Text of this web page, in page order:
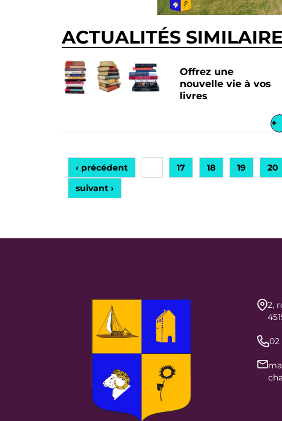
ACTUALITÉS
Offrez une
nouvelle vie à vos
livres
+
‹ précédent 17 18 19 20
suivant ›
2,
02